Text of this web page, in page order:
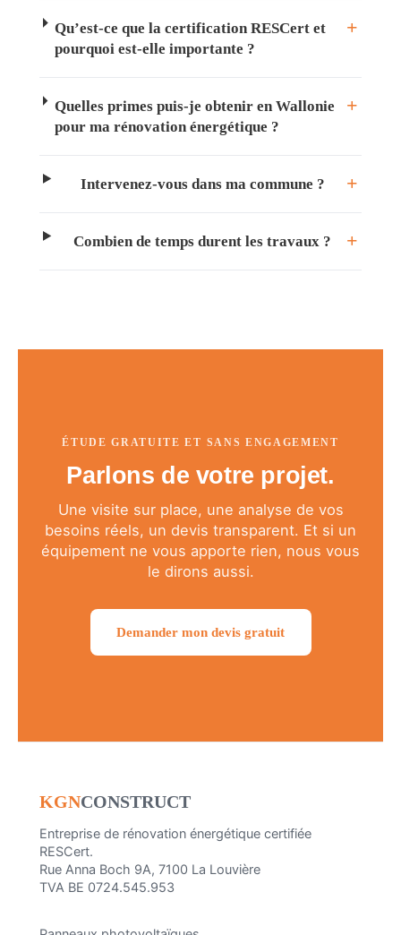
Qu’est-ce que la certification RESCert et
pourquoi est-elle importante ?
Quelles primes puis-je obtenir en Wallonie
pour ma rénovation énergétique ?
Intervenez-vous dans ma commune ?
Combien de temps durent les travaux ?
ÉTUDE GRATUITE ET SANS ENGAGEMENT
Parlons de votre projet.
Une visite sur place, une analyse de vos
besoins réels, un devis transparent. Et si un
équipement ne vous apporte rien, nous vous
le dirons aussi.
Demander mon devis gratuit
KGNCONSTRUCT
Entreprise de rénovation énergétique certifiée
RESCert.
Rue Anna Boch 9A, 7100 La Louvière
TVA BE 0724.545.953